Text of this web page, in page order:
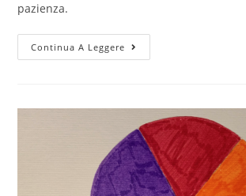
pazienza.
Continua A Leggere
e